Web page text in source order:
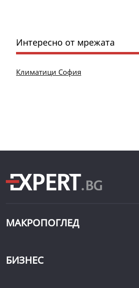
Интересно от мрежата
Климатици София
МАКРОПОГЛЕД
БИЗНЕС